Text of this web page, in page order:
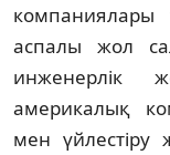
аспалы жол
инженерлік
америкалық
мен үйлестіру